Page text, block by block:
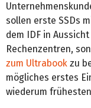
sollen erste SSDs
dem IDF in
Rechenzentren,
zum Ultrabook zu
mögliches erstes
wiederum